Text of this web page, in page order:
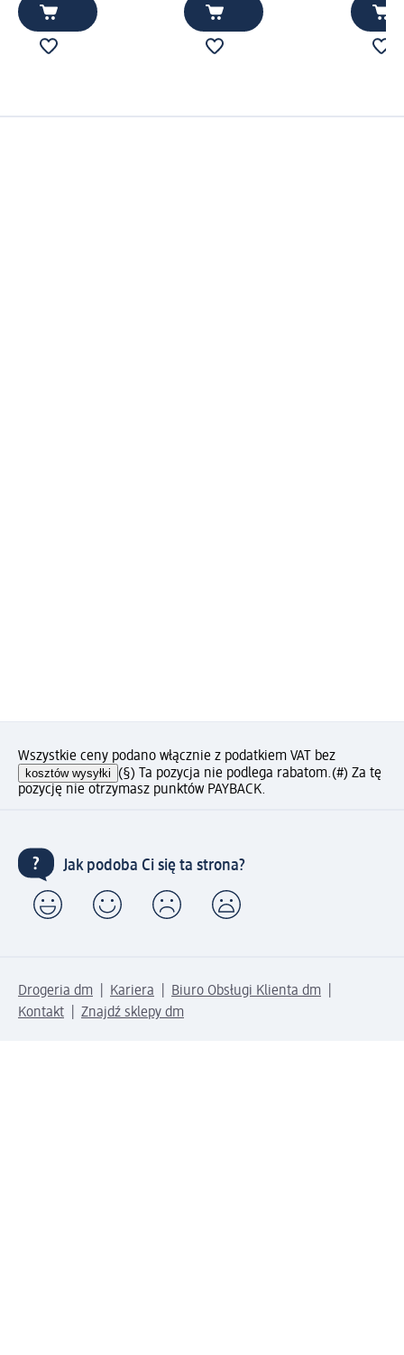
Wszystkie ceny podano włącznie z podatkiem VAT bez
kosztów wysyłki (§) Ta pozycja nie podlega rabatom.(#) Za tę
pozycję nie otrzymasz punktów PAYBACK.
Jak podoba Ci się ta strona?
Drogeria dm Kariera
Biuro Obsługi Klienta dm
Kontakt
Znajdź sklepy dm